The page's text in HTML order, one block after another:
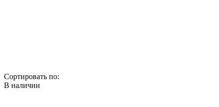
Сортировать по:
В наличии